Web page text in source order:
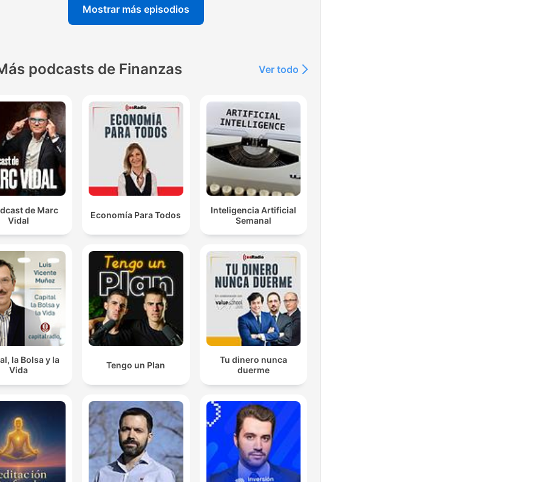
Mostrar más episodios
podcasts de Finanzas Ver todo
de Marc
Vidal
Economía Para Todos
Inteligencia Artificial
Semanal
la Bolsa y la
Vida
Tengo un Plan
Tu dinero nunca
duerme